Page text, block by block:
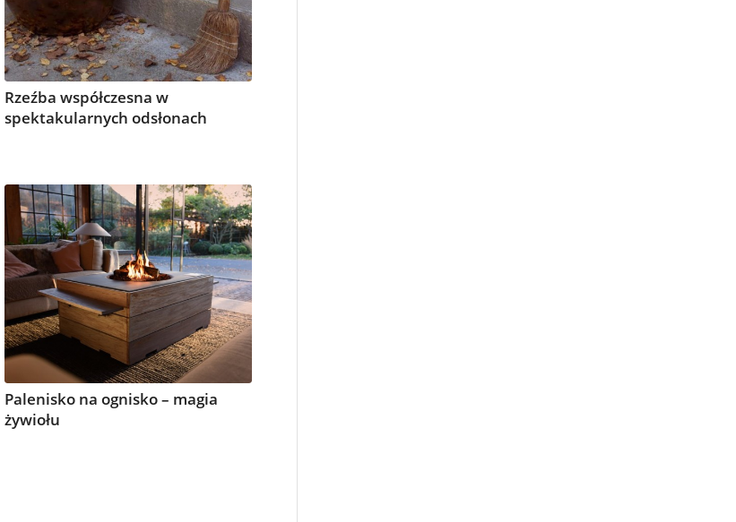
Rzeźba współczesna w
spektakularnych odsłonach
Palenisko na ognisko – magia
żywiołu